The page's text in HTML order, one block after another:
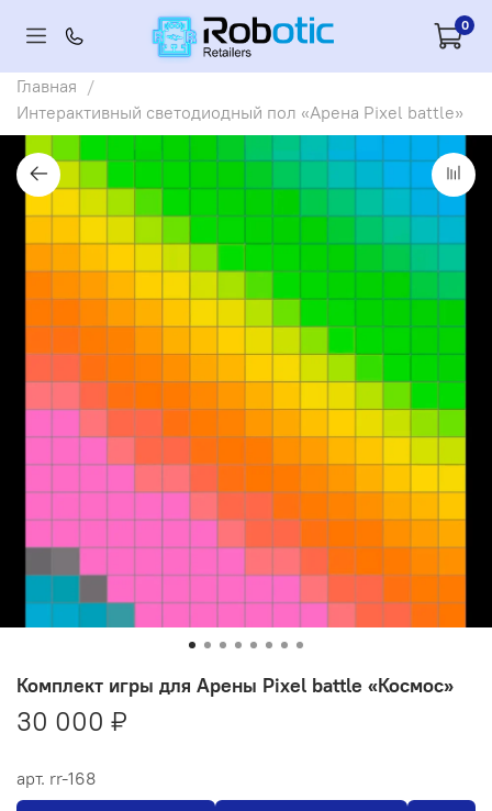
0
Главная
Интерактивный светодиодный пол «Арена Pixel battle»
арт. rr-168
Комплект игры для Арены Pixel battle «Космос»
30 000 ₽